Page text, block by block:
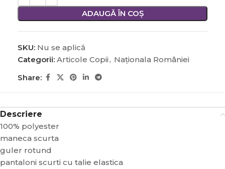
ADAUGĂ ÎN COȘ
SKU: Nu se aplică
Categorii: Articole Copii, Naționala României
Share:
Descriere
100% polyester
maneca scurta
guler rotund
pantaloni scurti cu talie elastica